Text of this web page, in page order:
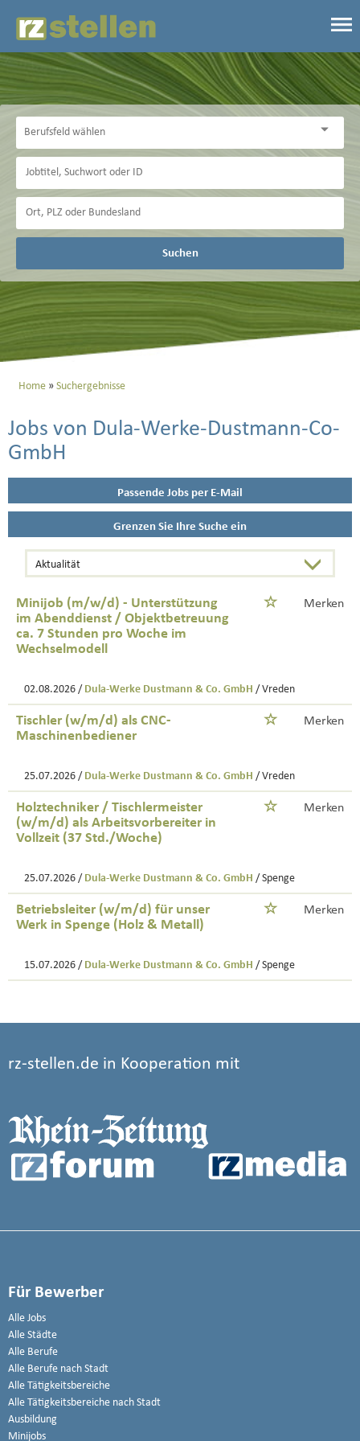
Suchen
Home Suchergebnisse
Jobs von Dula-Werke-Dustmann-Co-
GmbH
Passende Jobs per E-Mail
Grenzen Sie Ihre Suche ein
Minijob (m/w/d) - Unterstützung
im Abenddienst / Objektbetreuung
ca. 7 Stunden pro Woche im
Wechselmodell
Merken
02.08.2026 / Dula-Werke Dustmann & Co. GmbH / Vreden
Tischler (w/m/d) als CNC-
Maschinenbediener
Merken
25.07.2026 / Dula-Werke Dustmann & Co. GmbH / Vreden
Holztechniker / Tischlermeister
(w/m/d) als Arbeitsvorbereiter in
Vollzeit (37 Std./Woche)
Merken
25.07.2026 / Dula-Werke Dustmann & Co. GmbH / Spenge
Betriebsleiter (w/m/d) für unser
Werk in Spenge (Holz & Metall)
Merken
15.07.2026 / Dula-Werke Dustmann & Co. GmbH / Spenge
rz-stellen.de in Kooperation mit
Für Bewerber
Alle Jobs
Alle Städte
Alle Berufe
Alle Berufe nach Stadt
Alle Tätigkeitsbereiche
Alle Tätigkeitsbereiche nach Stadt
Ausbildung
Minijobs